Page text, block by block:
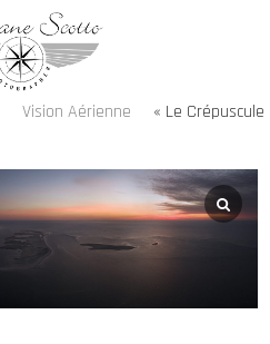
Vision Aérienne « Le Crépuscule